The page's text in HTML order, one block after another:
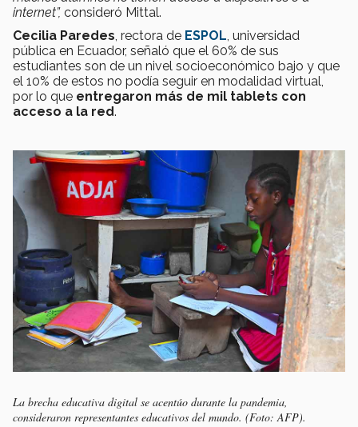
internet”, consideró Mittal.
Cecilia Paredes, rectora de ESPOL, universidad
pública en Ecuador, señaló que el 60% de sus
estudiantes son de un nivel socioeconómico bajo y que
el 10% de estos no podía seguir en modalidad virtual,
por lo que entregaron más de mil tablets con
acceso a la red.
La brecha educativa digital se acentúo durante la pandemia,
consideraron representantes educativos del mundo. (Foto: AFP).